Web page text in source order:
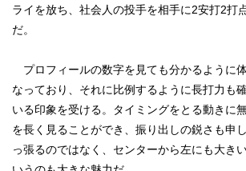
ライを放ち、社会人の投手を相手に2安打2打
だ。
プロフィールの数字を見ても分かるように
なっており、それに比例するように長打力も
いる印象を受ける。タイミングをとる動きに
を長く見ることができ、振り出しの鋭さも申
っ張るのではなく、センターから左にも大き